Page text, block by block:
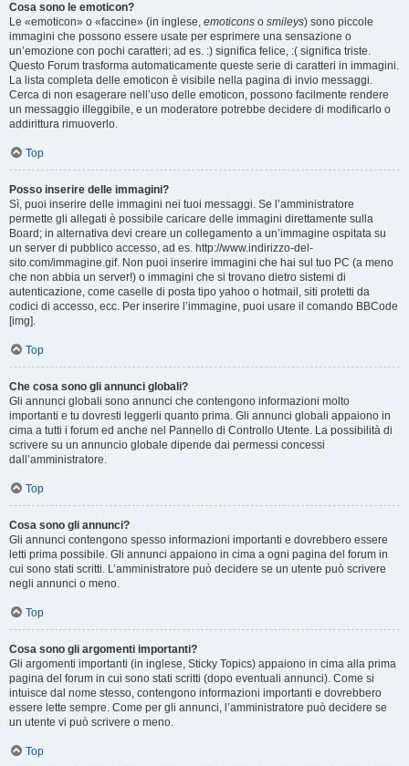
Cosa sono le emoticon?
Le «emoticon» o «faccine» (in inglese, emoticons o smileys) sono piccole
immagini che possono essere usate per esprimere una sensazione o
un’emozione con pochi caratteri; ad es. :) significa felice, :( significa triste.
Questo Forum trasforma automaticamente queste serie di caratteri in immagini.
La lista completa delle emoticon è visibile nella pagina di invio messaggi.
Cerca di non esagerare nell’uso delle emoticon, possono facilmente rendere
un messaggio illeggibile, e un moderatore potrebbe decidere di modificarlo o
addirittura rimuoverlo.
Top
Posso inserire delle immagini?
Sì, puoi inserire delle immagini nei tuoi messaggi. Se l’amministratore
permette gli allegati è possibile caricare delle immagini direttamente sulla
Board; in alternativa devi creare un collegamento a un’immagine ospitata su
un server di pubblico accesso, ad es. http://www.indirizzo-del-
sito.com/immagine.gif. Non puoi inserire immagini che hai sul tuo PC (a meno
che non abbia un server!) o immagini che si trovano dietro sistemi di
autenticazione, come caselle di posta tipo yahoo o hotmail, siti protetti da
codici di accesso, ecc. Per inserire l’immagine, puoi usare il comando BBCode
[img].
Top
Che cosa sono gli annunci globali?
Gli annunci globali sono annunci che contengono informazioni molto
importanti e tu dovresti leggerli quanto prima. Gli annunci globali appaiono in
cima a tutti i forum ed anche nel Pannello di Controllo Utente. La possibilità di
scrivere su un annuncio globale dipende dai permessi concessi
dall’amministratore.
Top
Cosa sono gli annunci?
Gli annunci contengono spesso informazioni importanti e dovrebbero essere
letti prima possibile. Gli annunci appaiono in cima a ogni pagina del forum in
cui sono stati scritti. L’amministratore può decidere se un utente può scrivere
negli annunci o meno.
Top
Cosa sono gli argomenti importanti?
Gli argomenti importanti (in inglese, Sticky Topics) appaiono in cima alla prima
pagina del forum in cui sono stati scritti (dopo eventuali annunci). Come si
intuisce dal nome stesso, contengono informazioni importanti e dovrebbero
essere lette sempre. Come per gli annunci, l’amministratore può decidere se
un utente vi può scrivere o meno.
Top